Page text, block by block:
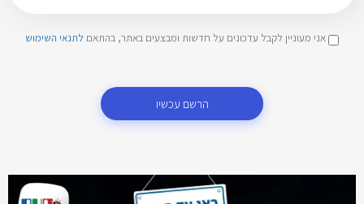
אני מעוניין לקבל עדכונים על חדשות ומבצעים באתר, בהתאם לתנאי השימוש
הרשם עכשיו